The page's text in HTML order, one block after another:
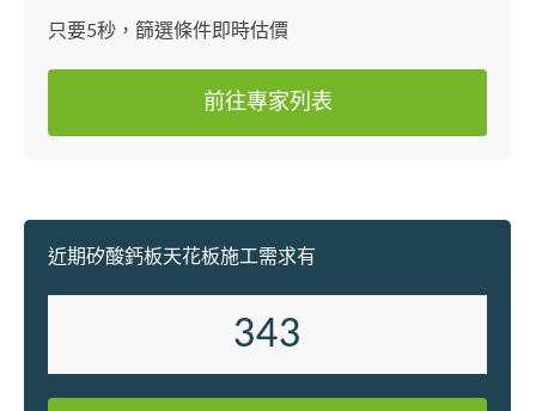
只要5秒，篩選條件即時估價
前往專家列表
近期矽酸鈣板天花板施工需求有
343